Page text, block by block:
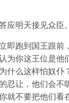
明天接见众臣。
跑到国王跟
你这王位是
么这样怕奴
让，他们会
不要把他们